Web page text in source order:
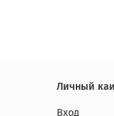
Личный
Вход